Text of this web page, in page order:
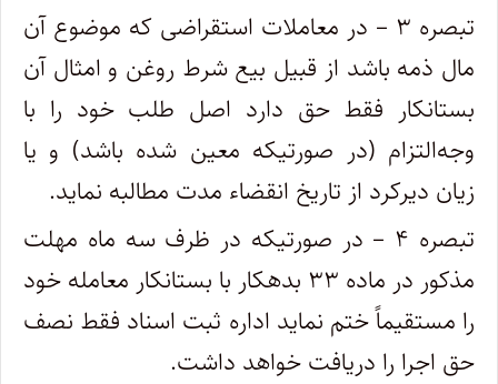
تبصره ۳ – در معاملات استقراضی که موضوع آن
مال ذمه باشد از قبیل بیع شرط روغن و امثال آن
بستانکار فقط حق دارد اصل طلب خود را با
وجه‌التزام (‌در صورتیکه معین شده باشد) و یا
زیان دیرکرد از تاریخ انقضاء مدت مطالبه نماید.
تبصره ۴ – در صورتیکه در ظرف سه ماه مهلت
مذکور در ماده ۳۳ بدهکار با بستانکار معامله خود
را مستقیماً ختم نماید اداره ثبت اسناد فقط نصف
‌حق اجرا را دریافت خواهد داشت.